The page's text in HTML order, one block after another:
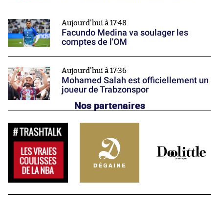
Aujourd'hui à 17:48
Facundo Medina va soulager les
comptes de l'OM
Aujourd'hui à 17:36
Mohamed Salah est officiellement un
joueur de Trabzonspor
Nos partenaires